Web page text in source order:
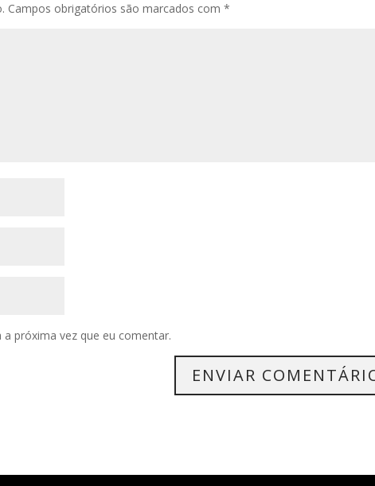
Campos obrigatórios são marcados com*
próxima vez que eu comentar.